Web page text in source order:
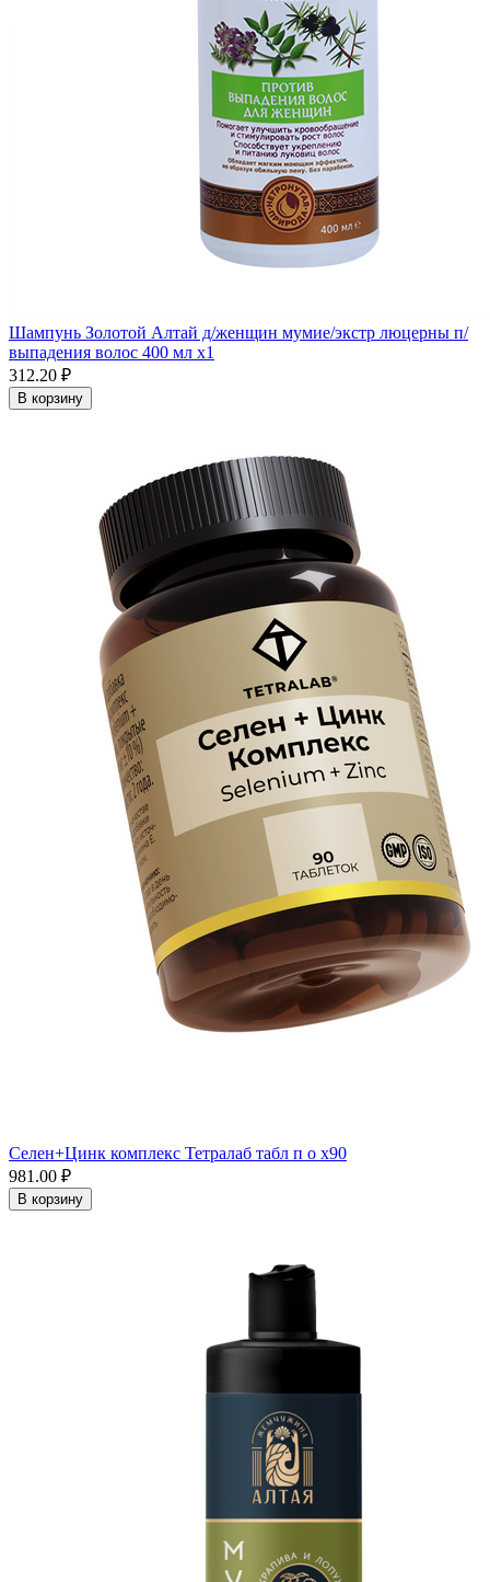
Шампунь Золотой Алтай д/женщин мумие/экстр люцерны п/
выпадения волос 400 мл x1
312.20 ₽
В корзину
Селен+Цинк комплекс Тетралаб табл п о x90
981.00 ₽
В корзину